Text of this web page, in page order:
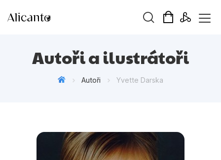
Bestsellery
Autoři a ilustrátoři
Autoři Yvette Darska